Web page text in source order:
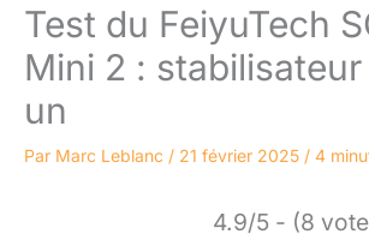
Test du FeiyuTech
Mini 2 :
un
Par Marc Leblanc / 21 février 2025 / 4
4.9/5 - (8